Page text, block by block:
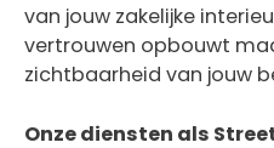
van jouw zakelijke
vertrouwen opbouwt
zichtbaarheid van jouw
Onze diensten als